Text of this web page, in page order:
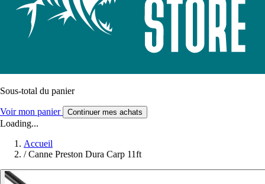
Sous-total du panier
Voir mon panier Continuer mes achats
Loading...
Accueil
/ Canne Preston Dura Carp 11ft